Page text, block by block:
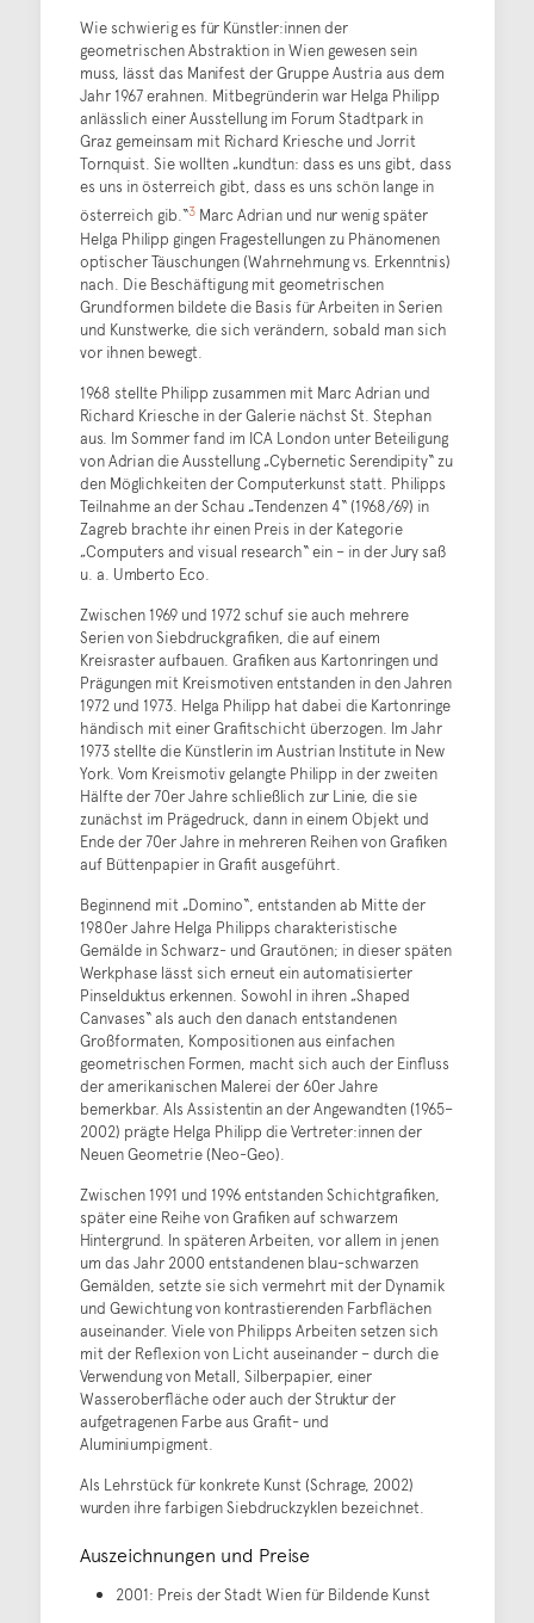
Wie schwierig es für Künstler:innen der
geometrischen Abstraktion in Wien gewesen sein
muss, lässt das Manifest der Gruppe Austria aus dem
Jahr 1967 erahnen. Mitbegründerin war Helga Philipp
anlässlich einer Ausstellung im Forum Stadtpark in
Graz gemeinsam mit Richard Kriesche und Jorrit
Tornquist. Sie wollten „kundtun: dass es uns gibt, dass
es uns in österreich gibt, dass es uns schön lange in
österreich gib.“3Marc Adrian und nur wenig später
Helga Philipp gingen Fragestellungen zu Phänomenen
optischer Täuschungen (Wahrnehmung vs. Erkenntnis)
nach. Die Beschäftigung mit geometrischen
Grundformen bildete die Basis für Arbeiten in Serien
und Kunstwerke, die sich verändern, sobald man sich
vor ihnen bewegt.
1968 stellte Philipp zusammen mit Marc Adrian und
Richard Kriesche in der Galerie nächst St. Stephan
aus. Im Sommer fand im ICA London unter Beteiligung
von Adrian die Ausstellung „Cybernetic Serendipity“ zu
den Möglichkeiten der Computerkunst statt. Philipps
Teilnahme an der Schau „Tendenzen 4“ (1968/69) in
Zagreb brachte ihr einen Preis in der Kategorie
„Computers and visual research“ ein – in der Jury saß
u. a. Umberto Eco.
Zwischen 1969 und 1972 schuf sie auch mehrere
Serien von Siebdruckgrafiken, die auf einem
Kreisraster aufbauen. Grafiken aus Kartonringen und
Prägungen mit Kreismotiven entstanden in den Jahren
1972 und 1973. Helga Philipp hat dabei die Kartonringe
händisch mit einer Grafitschicht überzogen. Im Jahr
1973 stellte die Künstlerin im Austrian Institute in New
York. Vom Kreismotiv gelangte Philipp in der zweiten
Hälfte der 70er Jahre schließlich zur Linie, die sie
zunächst im Prägedruck, dann in einem Objekt und
Ende der 70er Jahre in mehreren Reihen von Grafiken
auf Büttenpapier in Grafit ausgeführt.
Beginnend mit „Domino“, entstanden ab Mitte der
1980er Jahre Helga Philipps charakteristische
Gemälde in Schwarz- und Grautönen; in dieser späten
Werkphase lässt sich erneut ein automatisierter
Pinselduktus erkennen. Sowohl in ihren „Shaped
Canvases“ als auch den danach entstandenen
Großformaten, Kompositionen aus einfachen
geometrischen Formen, macht sich auch der Einfluss
der amerikanischen Malerei der 60er Jahre
bemerkbar. Als Assistentin an der Angewandten (1965–
2002) prägte Helga Philipp die Vertreter:innen der
Neuen Geometrie (Neo-Geo).
Zwischen 1991 und 1996 entstanden Schichtgrafiken,
später eine Reihe von Grafiken auf schwarzem
Hintergrund. In späteren Arbeiten, vor allem in jenen
um das Jahr 2000 entstandenen blau-schwarzen
Gemälden, setzte sie sich vermehrt mit der Dynamik
und Gewichtung von kontrastierenden Farbflächen
auseinander. Viele von Philipps Arbeiten setzen sich
mit der Reflexion von Licht auseinander – durch die
Verwendung von Metall, Silberpapier, einer
Wasseroberfläche oder auch der Struktur der
aufgetragenen Farbe aus Grafit- und
Aluminiumpigment.
Als Lehrstück für konkrete Kunst (Schrage, 2002)
wurden ihre farbigen Siebdruckzyklen bezeichnet.
Auszeichnungen und Preise
2001: Preis der Stadt Wien für Bildende Kunst